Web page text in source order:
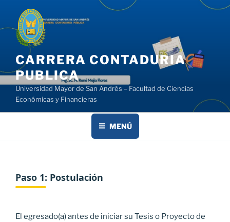
contenido
CARRERA CONTADURIA
PUBLICA
Universidad Mayor de San Andrés – Facultad de Ciencias
Económicas y Financieras
MENÚ
Paso 1: Postulación
El egresado(a) antes de iniciar su Tesis o Proyecto de